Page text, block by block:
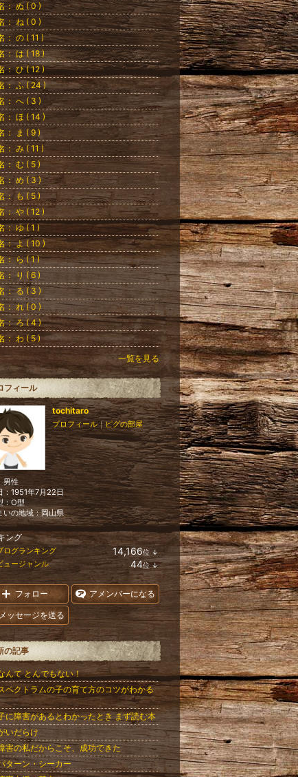
： ぬ ( 0 )
： ね ( 0 )
： の ( 11 )
： は ( 18 )
： ひ ( 12 )
： ふ ( 24 )
： へ ( 3 )
： ほ ( 14 )
： ま ( 9 )
： み ( 11 )
： む ( 5 )
： め ( 3 )
： も ( 5 )
： や ( 12 )
： ゆ ( 1 )
： よ ( 10 )
： ら ( 1 )
： り ( 6 )
： る ( 3 )
： れ ( 0 )
： ろ ( 4 )
： わ ( 5 )
一覧を見る
フィール
tochitaro
プロフィール｜ピグの部屋
男性
：1951年7月22日
：O型
いの地域：岡山県
ング
ログランキング 14,166位 ↓
ラ
ン
ン
降
ュージャンル 44位 ↓
ラ
キ
ン
グ
下
フォロー アメンバーになる
メッセージを送る
の記事
んて とんでもない！
ペクトラムの子の育て方のコツがわかる
に障害があるとわかったとき まず読む本
いだらけ
害の私だからこそ、成功できた
ターン・シーカー